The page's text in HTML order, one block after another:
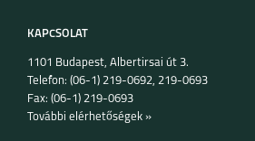
KAPCSOLAT
1101 Budapest, Albertirsai út 3.
Telefon: (06-1) 219-0692, 219-0693
Fax: (06-1) 219-0693
További elérhetőségek »